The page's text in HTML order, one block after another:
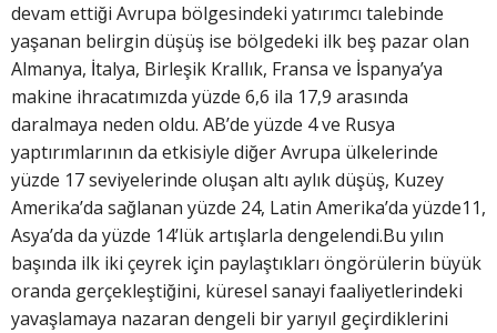
devam ettiği Avrupa bölgesindeki yatırımcı talebinde
yaşanan belirgin düşüş ise bölgedeki ilk beş pazar olan
Almanya, İtalya, Birleşik Krallık, Fransa ve İspanya’ya
makine ihracatımızda yüzde 6,6 ila 17,9 arasında
daralmaya neden oldu. AB’de yüzde 4 ve Rusya
yaptırımlarının da etkisiyle diğer Avrupa ülkelerinde
yüzde 17 seviyelerinde oluşan altı aylık düşüş, Kuzey
Amerika’da sağlanan yüzde 24, Latin Amerika’da yüzde11,
Asya’da da yüzde 14’lük artışlarla dengelendi.Bu yılın
başında ilk iki çeyrek için paylaştıkları öngörülerin büyük
oranda gerçekleştiğini, küresel sanayi faaliyetlerindeki
yavaşlamaya nazaran dengeli bir yarıyıl geçirdiklerini